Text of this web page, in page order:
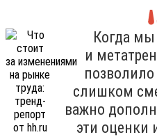
Когда
и
слишком
важно
эти оценки